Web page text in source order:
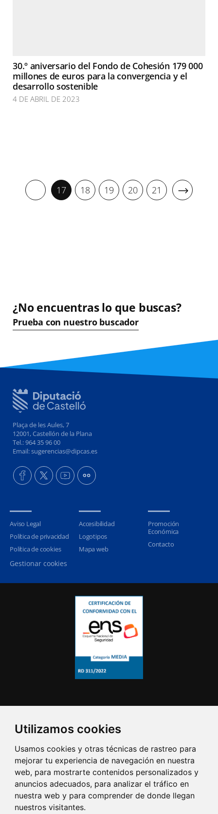
Utilizamos cookies
Usamos cookies y otras técnicas de rastreo para
mejorar tu experiencia de navegación en nuestra
web, para mostrarte contenidos personalizados y
anuncios adecuados, para analizar el tráfico en
nuestra web y para comprender de donde llegan
nuestros visitantes.
30.º aniversario del Fondo de Cohesión 179 000
millones de euros para la convergencia y el
desarrollo sostenible
4 DE ABRIL DE 2023
17 18 19 20 21
¿No encuentras lo que buscas?
Prueba con nuestro buscador
Plaça de les Aules, 7
12001, Castellón de la Plana
Tel.: 964 35 96 00
Email: sugerencias@dipcas.es
Aviso Legal
Política de privacidad
Política de cookies
Gestionar cookies
Accesibilidad
Logotipos
Mapa web
Promoción
Económica
Contacto